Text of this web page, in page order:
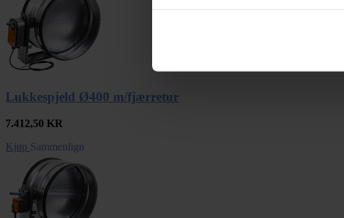
Lukkespjeld Ø400 m/fjærretur
7.412,50 KR
Kjøp Sammenlign